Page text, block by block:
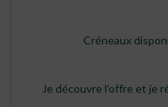
Créneaux
Je découvre l’offre et je